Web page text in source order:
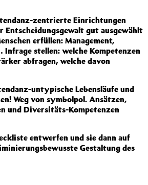
zentrierte Einrichtungen
gut ausgewählt
erfüllen: Management,
stellen: welche Kompetenzen
abfragen, welche davon
untypische Lebensläufe und
Weg von symbolpol. Ansätzen,
und Diversitäts-Kompetenzen
entwerfen und sie dann auf
Gestaltung des